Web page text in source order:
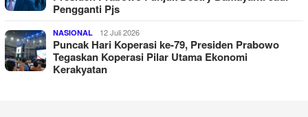
Pengganti Pjs
NASIONAL 12 Juli 2026
Puncak Hari Koperasi ke-79, Presiden Prabowo
Tegaskan Koperasi Pilar Utama Ekonomi
Kerakyatan